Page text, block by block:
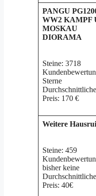
PANGU
WW2 KAMPF
MOSKAU
DIORAMA
Steine: 3718
Sterne
Preis: 170 €
Weitere
Steine: 459
bisher keine
Preis: 40€